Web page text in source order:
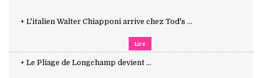
+ L'italien Walter Chiapponi arrive chez Tod's ...
Lire
+ Le Pliage de Longchamp devient ...